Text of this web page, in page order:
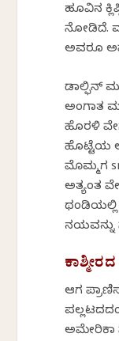
ಹೂವಿನ
ನೋಡಿದೆ.
ಅವರೂ
ಡಾಲ್ಫಿನ್
ಅಂಗಾತ
ಹೊರಳಿ
ಹೊಟ್ಟೆಯ
ಮೊಮ್ಮಗ
ಅತ್ಯಂತ
ಥಂಡಿಯಲ್ಲಿ
ಆಗ
ಅಮೇರಿಕಾ